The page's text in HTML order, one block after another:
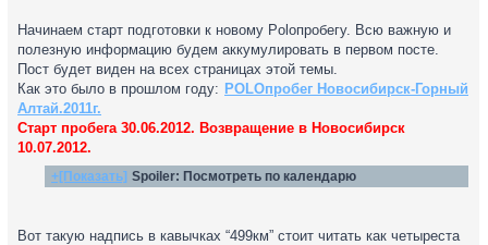
Начинаем старт подготовки к новому Poloпробегу. Всю важную и
полезную информацию будем аккумулировать в первом посте.
Пост будет виден на всех страницах этой темы.
Как это было в прошлом году: POLOпробег Новосибирск-Горный
Алтай.2011г.
Старт пробега 30.06.2012. Возвращение в Новосибирск
10.07.2012.
+[Показать] Spoiler: Посмотреть по календарю
Вот такую надпись в кавычках “499км” стоит читать как четыреста